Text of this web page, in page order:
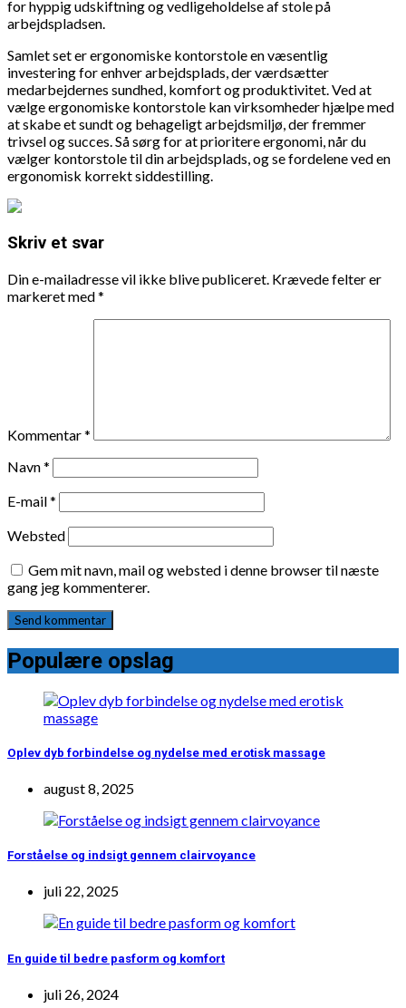
for hyppig udskiftning og vedligeholdelse af stole på
arbejdspladsen.
Samlet set er ergonomiske kontorstole en væsentlig
investering for enhver arbejdsplads, der værdsætter
medarbejdernes sundhed, komfort og produktivitet. Ved at
vælge ergonomiske kontorstole kan virksomheder hjælpe med
at skabe et sundt og behageligt arbejdsmiljø, der fremmer
trivsel og succes. Så sørg for at prioritere ergonomi, når du
vælger kontorstole til din arbejdsplads, og se fordelene ved en
ergonomisk korrekt siddestilling.
Skriv et svar
Din e-mailadresse vil ikke blive publiceret. Krævede felter er
markeret med*
Kommentar*
Navn*
E-mail*
Websted
Gem mit navn, mail og websted i denne browser til næste
gang jeg kommenterer.
Populære opslag
Oplev dyb forbindelse og nydelse med erotisk massage
august 8, 2025
Forståelse og indsigt gennem clairvoyance
juli 22, 2025
En guide til bedre pasform og komfort
juli 26, 2024